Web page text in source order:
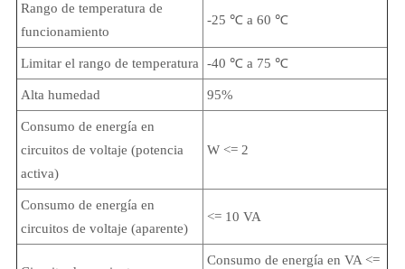
Rango de temperatura de
funcionamiento
-25 ℃ a 60 ℃
Limitar el rango de temperatura -40 ℃ a 75 ℃
Alta humedad 95%
Consumo de energía en
circuitos de voltaje (potencia
activa)
W <= 2
Consumo de energía en
circuitos de voltaje (aparente)
<= 10 VA
Consumo de energía en VA <=